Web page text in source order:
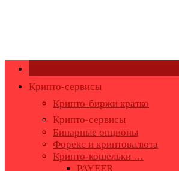
Крипто-сервисы
Крипто-биржи кратко
Крипто-сервисы
Бинарные опционы
Форекс и криптовалюта
Крипто-кошельки …
PAYEER